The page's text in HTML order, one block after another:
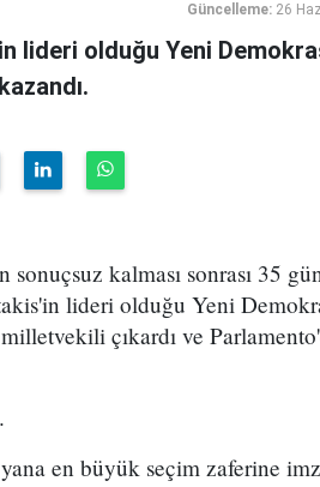
Güncelleme: 26
lideri olduğu Yeni
kalması sonrası 35
lideri olduğu Yeni
çıkardı ve
en büyük seçim zaferine